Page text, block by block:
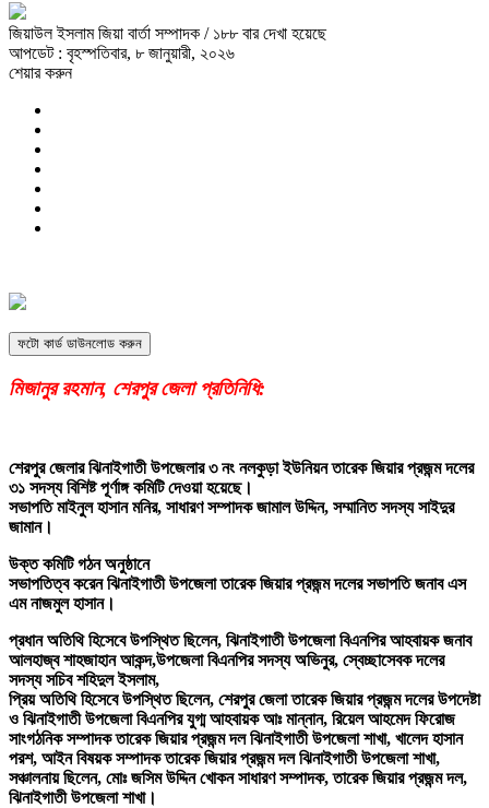
জিয়াউল ইসলাম জিয়া বার্তা সম্পাদক / ১৮৮ বার দেখা হয়েছে
আপডেট : বৃহস্পতিবার, ৮ জানুয়ারী, ২০২৬
শেয়ার করুন
ফটো কার্ড ডাউনলোড করুন
মিজানুর রহমান, শেরপুর জেলা প্রতিনিধি:
শেরপুর জেলার ঝিনাইগাতী উপজেলার ৩ নং নলকুড়া ইউনিয়ন তারেক জিয়ার প্রজন্ম দলের
৩১ সদস্য বিশিষ্ট পূর্ণাঙ্গ কমিটি দেওয়া হয়েছে।
সভাপতি মাইনুল হাসান মনির, সাধারণ সম্পাদক জামাল উদ্দিন, সম্মানিত সদস্য সাইদুর
জামান।
উক্ত কমিটি গঠন অনুষ্ঠানে
সভাপতিত্ব করেন ঝিনাইগাতী উপজেলা তারেক জিয়ার প্রজন্ম দলের সভাপতি জনাব এস
এম নাজমুল হাসান।
প্রধান অতিথি হিসেবে উপস্থিত ছিলেন, ঝিনাইগাতী উপজেলা বিএনপির আহবায়ক জনাব
আলহাজ্ব শাহজাহান আকন্দ,উপজেলা বিএনপির সদস্য অভিনুর, স্বেচ্ছাসেবক দলের
সদস্য সচিব শহিদুল ইসলাম,
প্রিয় অতিথি হিসেবে উপস্থিত ছিলেন, শেরপুর জেলা তারেক জিয়ার প্রজন্ম দলের উপদেষ্টা
ও ঝিনাইগাতী উপজেলা বিএনপির যুগ্ম আহবায়ক আঃ মান্নান, রিয়েল আহমেদ ফিরোজ
সাংগঠনিক সম্পাদক তারেক জিয়ার প্রজন্ম দল ঝিনাইগাতী উপজেলা শাখা, খালেদ হাসান
পরশ, আইন বিষয়ক সম্পাদক তারেক জিয়ার প্রজন্ম দল ঝিনাইগাতী উপজেলা শাখা,
সঞ্চালনায় ছিলেন, মোঃ জসিম উদ্দিন খোকন সাধারণ সম্পাদক, তারেক জিয়ার প্রজন্ম দল,
ঝিনাইগাতী উপজেলা শাখা।